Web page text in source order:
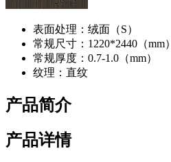
表面处理： 绒面（S）
常规尺寸： 1220*2440（mm）
常规厚度： 0.7-1.0（mm）
纹理： 直纹
产品简介
产品详情